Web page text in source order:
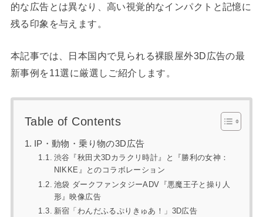
的な広告とは異なり、高い視覚的なインパクトと記憶に
残る印象を与えます。
本記事では、日本国内で見られる裸眼屋外3D広告の最
新事例を11選に厳選しご紹介します。
Table of Contents
IP・動物・乗り物の3D広告
渋谷『秋田犬3Dカラクリ時計』と『勝利の女神：
NIKKE』とのコラボレーション
池袋 ダークファンタジーADV『悪魔王子と操り人
形』映像広告
新宿「わんだふるぷりきゅあ！」3D広告